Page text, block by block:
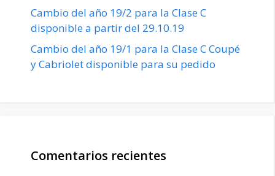
Cambio del año 19/2 para la Clase C
disponible a partir del 29.10.19
Cambio del año 19/1 para la Clase C Coupé
y Cabriolet disponible para su pedido
Comentarios recientes